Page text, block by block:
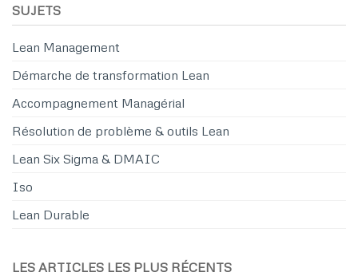
SUJETS
Lean Management
Démarche de transformation Lean
Accompagnement Managérial
Résolution de problème & outils Lean
Lean Six Sigma & DMAIC
Iso
Lean Durable
LES ARTICLES LES PLUS RÉCENTS